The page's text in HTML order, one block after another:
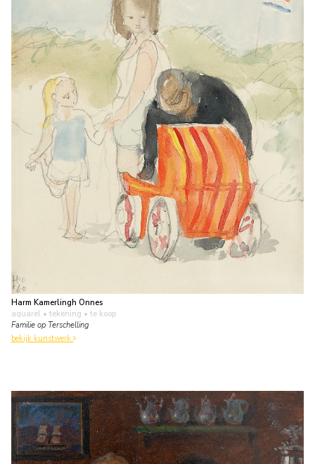
Harm Kamerlingh Onnes
aquarel • tekening • te koop
Familie op Terschelling
bekijk kunstwerk